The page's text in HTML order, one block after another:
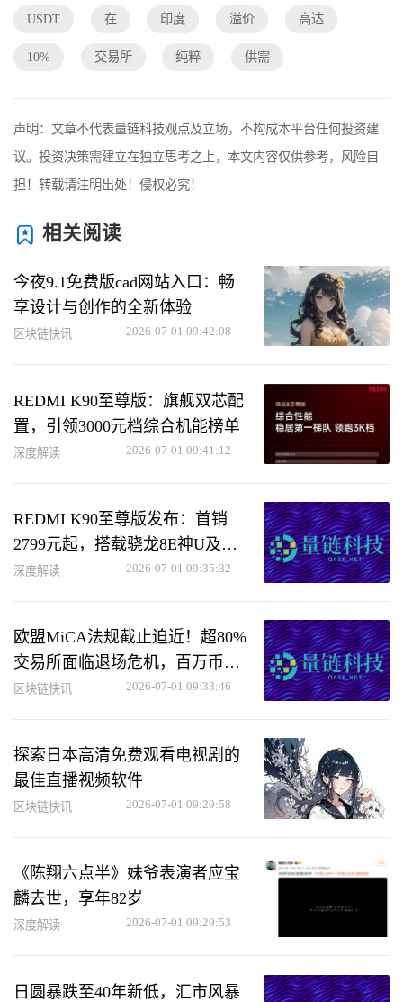
USDT 在 印度 溢价 高达
10% 交易所 纯粹 供需
声明：文章不代表量链科技观点及立场，不构成本平台任何投资建
议。投资决策需建立在独立思考之上，本文内容仅供参考，风险自
担！转载请注明出处！侵权必究！
相关阅读
今夜9.1免费版cad网站入口：畅
享设计与创作的全新体验
区块链快讯 2026-07-01 09:42:08
REDMI K90至尊版：旗舰双芯配
置，引领3000元档综合机能榜单
深度解读 2026-07-01 09:41:12
REDMI K90至尊版发布：首销
2799元起，搭载骁龙8E神U及风
冷自动散热系统
深度解读 2026-07-01 09:35:32
欧盟MiCA法规截止迫近！超80%
交易所面临退场危机，百万币圈
用户成难民
区块链快讯 2026-07-01 09:33:46
探索日本高清免费观看电视剧的
最佳直播视频软件
区块链快讯 2026-07-01 09:29:58
《陈翔六点半》妹爷表演者应宝
麟去世，享年82岁
深度解读 2026-07-01 09:29:53
日圆暴跌至40年新低，汇市风暴